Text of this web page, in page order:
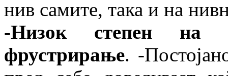
нив самите, така и на
-Низок степен на
фрустрирање. -